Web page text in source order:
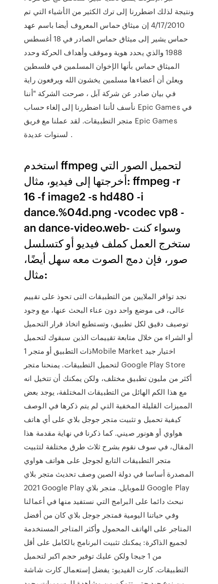
ونتيجة لذلك اضطررنا إلى ترك الكثير من الأشياء التي تم
4/17/2010 إن ميثاق حماس المعروف أيضا باسم عهد
حماس يشير إلى ميثاق حماس الصادر في 18 أغسطس
1988 والذي يحدد هوية وموقف وأهداف الحركة وحدد
الميثاق حماس بأنها الإخوان المسلمين في فلسطين
ويعلن أن أعضاءها مسلمين يخشون الله ويرفعون راية
في بيان صادر عن شركة آبل ، صرحت الشركة "أننا
نأسف لأننا اضطررنا إلى إلغاء حساب Epic Games في
متجر التطبيقات. لقد عملنا مع فريق Epic Games
لسنوات عديدة .
استخدم ffmpeg لتحميل الصور التي
أخرجتها إلى فيديو، مثال: ffmpeg -r
16 -f image2 -s hd480 -i
dance.%04d.png -vcodec vp8 -
an dance-video.web- وسواء كنت
ستخرج العمل كملف فيديو أو كتسلسل
صور، فإن دمج الصوت معه سهل أيضًا،
مثال:
نجد توافر الملايين من التطبيقات التى تحوذ على تقييم
عالى، فى موضع واحد دون عناء البحث عنها، مع وجود
توصيف دقيق لكل تطبيق، وتستطيع اتخاذ قرار التحميل
أو الشراء من خلال متابعة تقييمات الذين سبقوك لتحميل
ذات التطبيق أو متجر 1Mobile Market اختيار جيد
لتحميل التطبيقات. يمنحنا متجر Google Play Store
أكثر من مليون تطبيق مختلف، ولكن يمكنك أن تتخيل انه
مع هذا الكم الهائل من التطبيقات المختلفة، يوجد بعض
المميزات القليلة المخفية التي لم يتم ذكرها في الوصف
كيفية تحميل و تثبيت متجر جوجل بلاي على أي هاتف
هواوي أو هونور صيني. كما ذكرنا في نهاية مقدمة هذا
المقال، في سوف نقوم بشرح ثلاث طرق مختلفة لتثبيت
متجر التطبيقات التابع لجوجل على هواتف هواوي
المصدرة أساسا في دولة الصين وصف تحديث متجر بلاي
2021 Google Play للموبايل. متجر بلاي Google Play
نبحث دائما على البرامج التي نستفيد منها في أعمالنا
وفي حياتنا اليومية فمتجر جوجل بلاي كان من أفضل
المتاجر على الهاتف المحمول وأكثر المتاجر المستخدمة
لجميع الذاكرة: يمكنك تثبيت البرنامج بالكامل على أقل
من 1 جيجا ولكن عليك توفير حجم اكبر لتحميل
التطبيقات. كارت الفيديو: يفضل إستعمال كارت شاشة